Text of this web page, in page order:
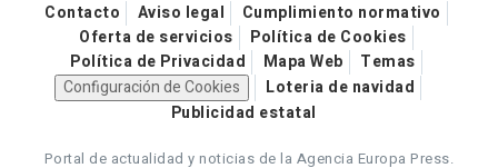
Contacto Aviso legal
Cumplimiento normativo
Oferta de servicios
Política de Cookies
Política de Privacidad
Mapa Web
Temas
Configuración de Cookies
Loteria de navidad
Publicidad estatal
Portal de actualidad y noticias de la Agencia Europa Press.